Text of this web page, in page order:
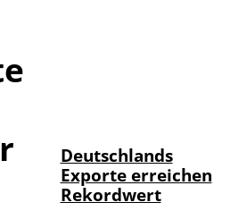
Deutschlands
Exporte erreichen
Rekordwert